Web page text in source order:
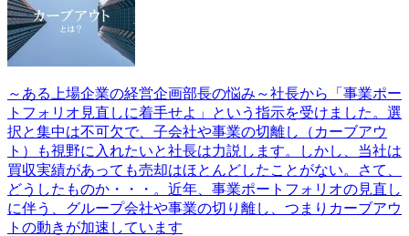
～ある上場企業の経営企画部長の悩み～社長から「事業ポー
トフォリオ見直しに着手せよ」という指示を受けました。選
択と集中は不可欠で、子会社や事業の切離し（カーブアウ
ト）も視野に入れたいと社長は力説します。しかし、当社は
買収実績があっても売却はほとんどしたことがない。さて、
どうしたものか・・・。近年、事業ポートフォリオの見直し
に伴う、グループ会社や事業の切り離し、つまりカーブアウ
トの動きが加速しています